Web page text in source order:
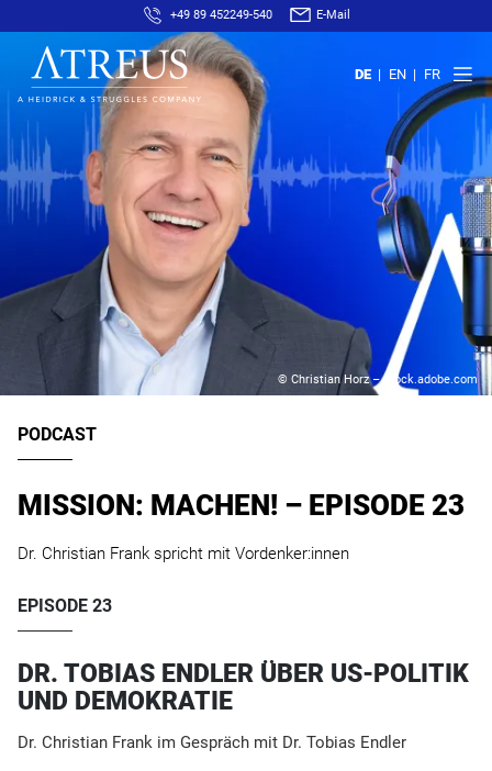
+49 89 452249-540 E-Mail
DE EN FR
© Christian Horz – stock.adobe.com
PODCAST
MISSION: MACHEN! – EPISODE 23
Dr. Christian Frank spricht mit Vordenker:innen
EPISODE 23
DR. TOBIAS ENDLER ÜBER US-POLITIK
UND DEMOKRATIE
Dr. Christian Frank im Gespräch mit Dr. Tobias Endler